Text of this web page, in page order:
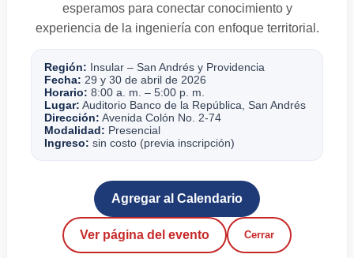
esperamos para conectar conocimiento y
experiencia de la ingeniería con enfoque territorial.
Región: Insular – San Andrés y Providencia
Fecha: 29 y 30 de abril de 2026
Horario: 8:00 a. m. – 5:00 p. m.
Lugar: Auditorio Banco de la República, San Andrés
Dirección: Avenida Colón No. 2-74
Modalidad: Presencial
Ingreso: sin costo (previa inscripción)
Agregar al Calendario
Ver página del evento Cerrar